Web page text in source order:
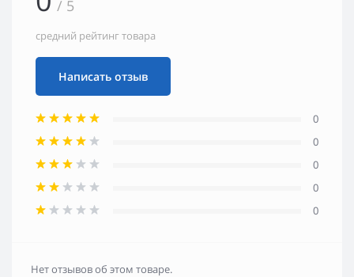
/ 5
средний рейтинг товара
Написать отзыв
0
0
0
0
0
Нет отзывов об этом товаре.